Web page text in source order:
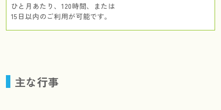
ひと月あたり、120時間、または
15日以内のご利用が可能です。
主な行事